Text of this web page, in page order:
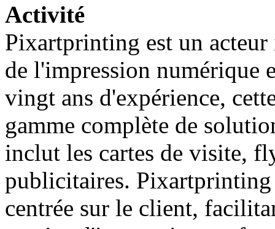
Activité
Pixartprinting est un
de l'impression numérique
vingt ans d'expérience,
gamme complète de
inclut les cartes de visite,
publicitaires. Pixartprinting
centrée sur le client,